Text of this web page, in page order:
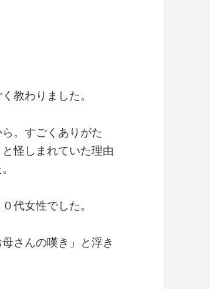
教わりました。
。すごくありがた
怪しまれていた理由
代女性でした。
さんの嘆き」と浮き